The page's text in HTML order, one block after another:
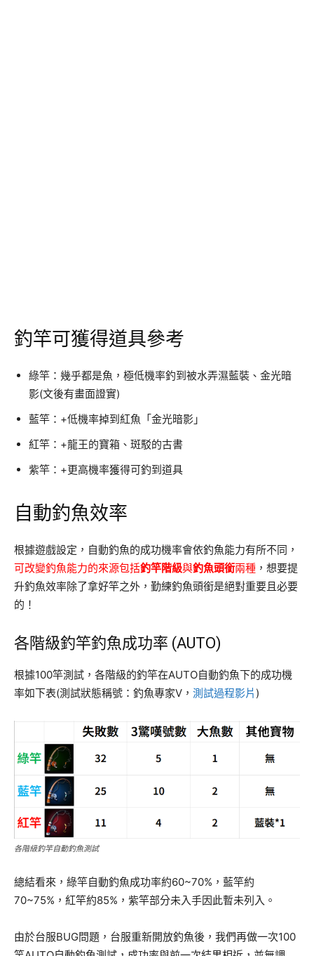
釣竿可獲得道具參考
綠竿：幾乎都是魚，極低機率釣到被水弄濕藍裝、金光暗
影(文後有畫面證實)
藍竿：+低機率掉到紅魚「金光暗影」
紅竿：+龍王的寶箱、斑駁的古書
紫竿：+更高機率獲得可釣到道具
自動釣魚效率
根據遊戲設定，自動釣魚的成功機率會依釣魚能力有所不同，
可改變釣魚能力的來源包括釣竿階級與釣魚頭銜兩種 ，想要提
升釣魚效率除了拿好竿之外，勤練釣魚頭銜是絕對重要且必要
的！
各階級釣竿釣魚成功率 (AUTO)
根據100竿測試，各階級的釣竿在AUTO自動釣魚下的成功機
率如下表(測試狀態稱號：釣魚專家V， 測試過程影片 )
各階級釣竿自動釣魚測試
總結看來，綠竿自動釣魚成功率約60~70%，藍竿約
70~75%，紅竿約85%，紫竿部分未入手因此暫未列入。
由於台服BUG問題，台服重新開放釣魚後，我們再做一次100